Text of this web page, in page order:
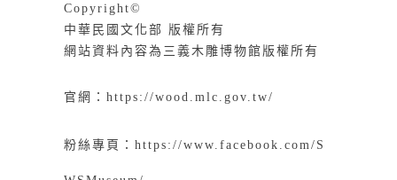
Copyright©
中華民國文化部 版權所有
網站資料內容為三義木雕博物館版權所有
官網： https://wood.mlc.gov.tw/
粉絲專頁： https://www.facebook.com/S